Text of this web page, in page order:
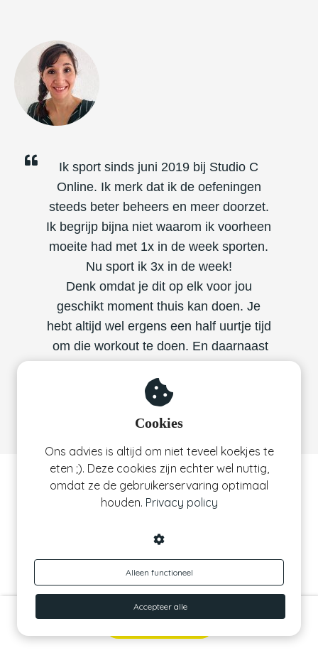
Ik sport sinds juni 2019 bij Studio C
Online. Ik merk dat ik de oefeningen
steeds beter beheers en meer doorzet.
Ik begrijp bijna niet waarom ik voorheen
moeite had met 1x in de week sporten.
Nu sport ik 3x in de week!
Denk omdat je dit op elk voor jou
geschikt moment thuis kan doen. Je
hebt altijd wel ergens een half uurtje tijd
om die workout te doen. En daarnaast
motiverend.
Joy van Nimmerdor
Wat krijg je in een Studio C Online
lidmaatschap?
Workouts en programma's
In de gebruiksvriendelijke ledenomgeving
Cookies
Ons advies is altijd om niet teveel koekjes te
eten ;). Deze cookies zijn echter wel nuttig,
omdat ze de gebruikerservaring optimaal
houden. Privacy policy
Alleen functioneel
Accepteer alle